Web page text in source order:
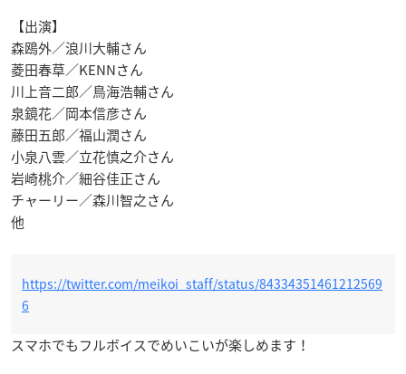
【出演】
森鴎外／浪川大輔さん
菱田春草／KENNさん
川上音二郎／鳥海浩輔さん
泉鏡花／岡本信彦さん
藤田五郎／福山潤さん
小泉八雲／立花慎之介さん
岩崎桃介／細谷佳正さん
チャーリー／森川智之さん
他
https://twitter.com/meikoi_staff/status/84334351461212569
6
スマホでもフルボイスでめいこいが楽しめます！